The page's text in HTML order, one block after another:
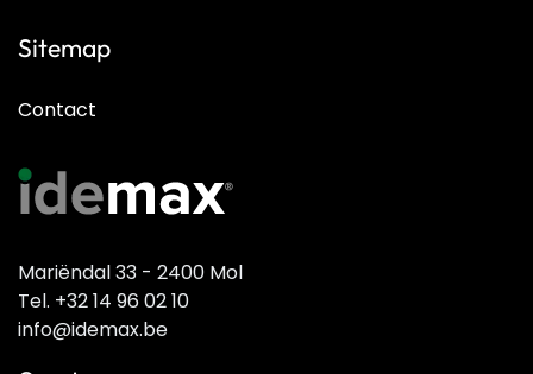
Sitemap
Contact
Mariëndal 33 - 2400 Mol
Tel. +32 14 96 02 10
info@idemax.be